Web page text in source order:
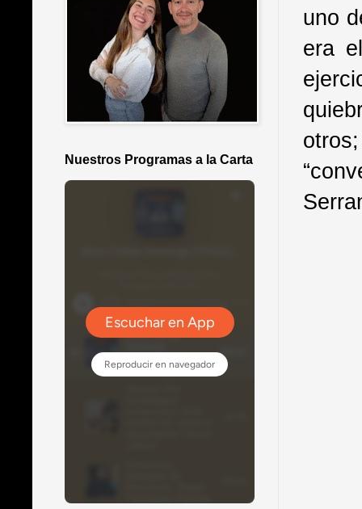
uno
era
Nuestros Programas a la Carta